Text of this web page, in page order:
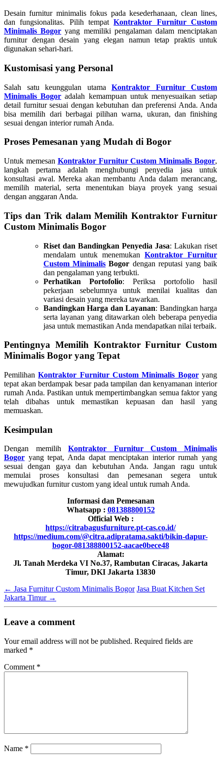
Desain furnitur minimalis fokus pada kesederhanaan, clean lines,
dan fungsionalitas. Pilih tempatKontraktor Furnitur Custom
Minimalis Bogor yang memiliki pengalaman dalam menciptakan
furnitur dengan desain yang elegan namun tetap praktis untuk
digunakan sehari-hari.
Kustomisasi yang Personal
Salah satu keunggulan utama Kontraktor Furnitur Custom
Minimalis Bogor adalah kemampuan untuk menyesuaikan setiap
detail furnitur sesuai dengan kebutuhan dan preferensi Anda. Anda
bisa memilih dari berbagai pilihan warna, ukuran, dan finishing
sesuai dengan interior rumah Anda.
Proses Pemesanan yang Mudah di Bogor
Untuk memesan Kontraktor Furnitur Custom Minimalis Bogor,
langkah pertama adalah menghubungi penyedia jasa untuk
konsultasi awal. Mereka akan membantu Anda dalam merancang,
memilih material, serta menentukan biaya proyek yang sesuai
dengan anggaran Anda.
Tips dan Trik dalam Memilih Kontraktor Furnitur
Custom Minimalis Bogor
Riset dan Bandingkan Penyedia Jasa: Lakukan riset
mendalam untuk menemukan Kontraktor Furnitur
Custom Minimalis Bogor dengan reputasi yang baik
dan pengalaman yang terbukti.
Perhatikan Portofolio: Periksa portofolio hasil
pekerjaan sebelumnya untuk menilai kualitas dan
variasi desain yang mereka tawarkan.
Bandingkan Harga dan Layanan: Bandingkan harga
serta layanan yang ditawarkan oleh beberapa penyedia
jasa untuk memastikan Anda mendapatkan nilai terbaik.
Pentingnya Memilih Kontraktor Furnitur Custom
Minimalis Bogor yang Tepat
PemilihanKontraktor Furnitur Custom Minimalis Bogoryang
tepat akan berdampak besar pada tampilan dan kenyamanan interior
rumah Anda. Pastikan untuk mempertimbangkan semua faktor yang
telah dibahas untuk memastikan kepuasan dan hasil yang
memuaskan.
Kesimpulan
Dengan memilihKontraktor Furnitur Custom Minimalis
Bogor yang tepat, Anda dapat menciptakan interior rumah yang
sesuai dengan gaya dan kebutuhan Anda. Jangan ragu untuk
memulai proses konsultasi dan pemesanan segera untuk
mewujudkan furnitur custom yang ideal untuk rumah Anda.
Informasi dan Pemesanan
Whatsapp : 081388800152
Official Web :
https://citrabagusfurniture.pt-cas.co.id/
https://medium.com/@citra.adipratama.sakti/bikin-dapur-
bogor-081388800152-aacae0bece48
Alamat:
Jl. Tanah Merdeka VI No.37, Rambutan Ciracas, Jakarta
Timur, DKI Jakarta 13830
← Jasa Furnitur Custom Minimalis Bogor Jasa Buat Kitchen Set
Jakarta Timur →
Leave a comment
Your email address will not be published. Required fields are
marked *
Comment *
Name *